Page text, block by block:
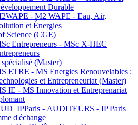
Durable
- M2 WAPE - Eau, Air,
et Énergies
Science (CGE)
Entrepreneurs - MSc X-HEC
(Master)
ETRE - MS Energies Renouvelables :
et Entrepreneuriat (Master)
IE - MS Innovation et Entreprenariat
- AUDITEURS - IP Paris
d'échange